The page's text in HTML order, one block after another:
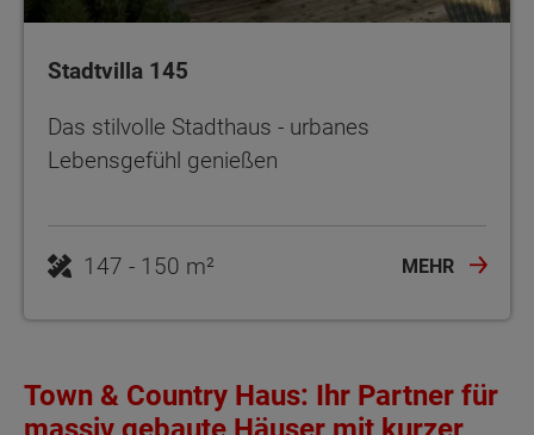
Stadtvilla 145
Das stilvolle Stadthaus - urbanes
Lebensgefühl genießen
147 - 150 m² MEHR
Town & Country Haus: Ihr Partner für